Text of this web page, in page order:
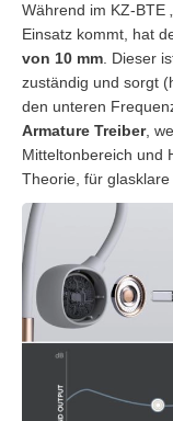
Während im KZ-BTE
Einsatz kommt, hat
von 10 mm. Dieser
zuständig und sorgt
den unteren
Armature Treiber,
Mitteltonbereich und
Theorie, für